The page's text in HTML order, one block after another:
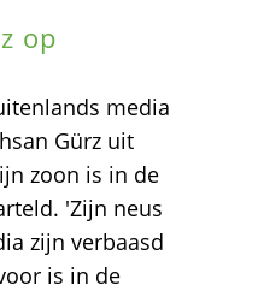
op
media
Gürz uit
zoon is in de
'Zijn neus
zijn verbaasd
is in de